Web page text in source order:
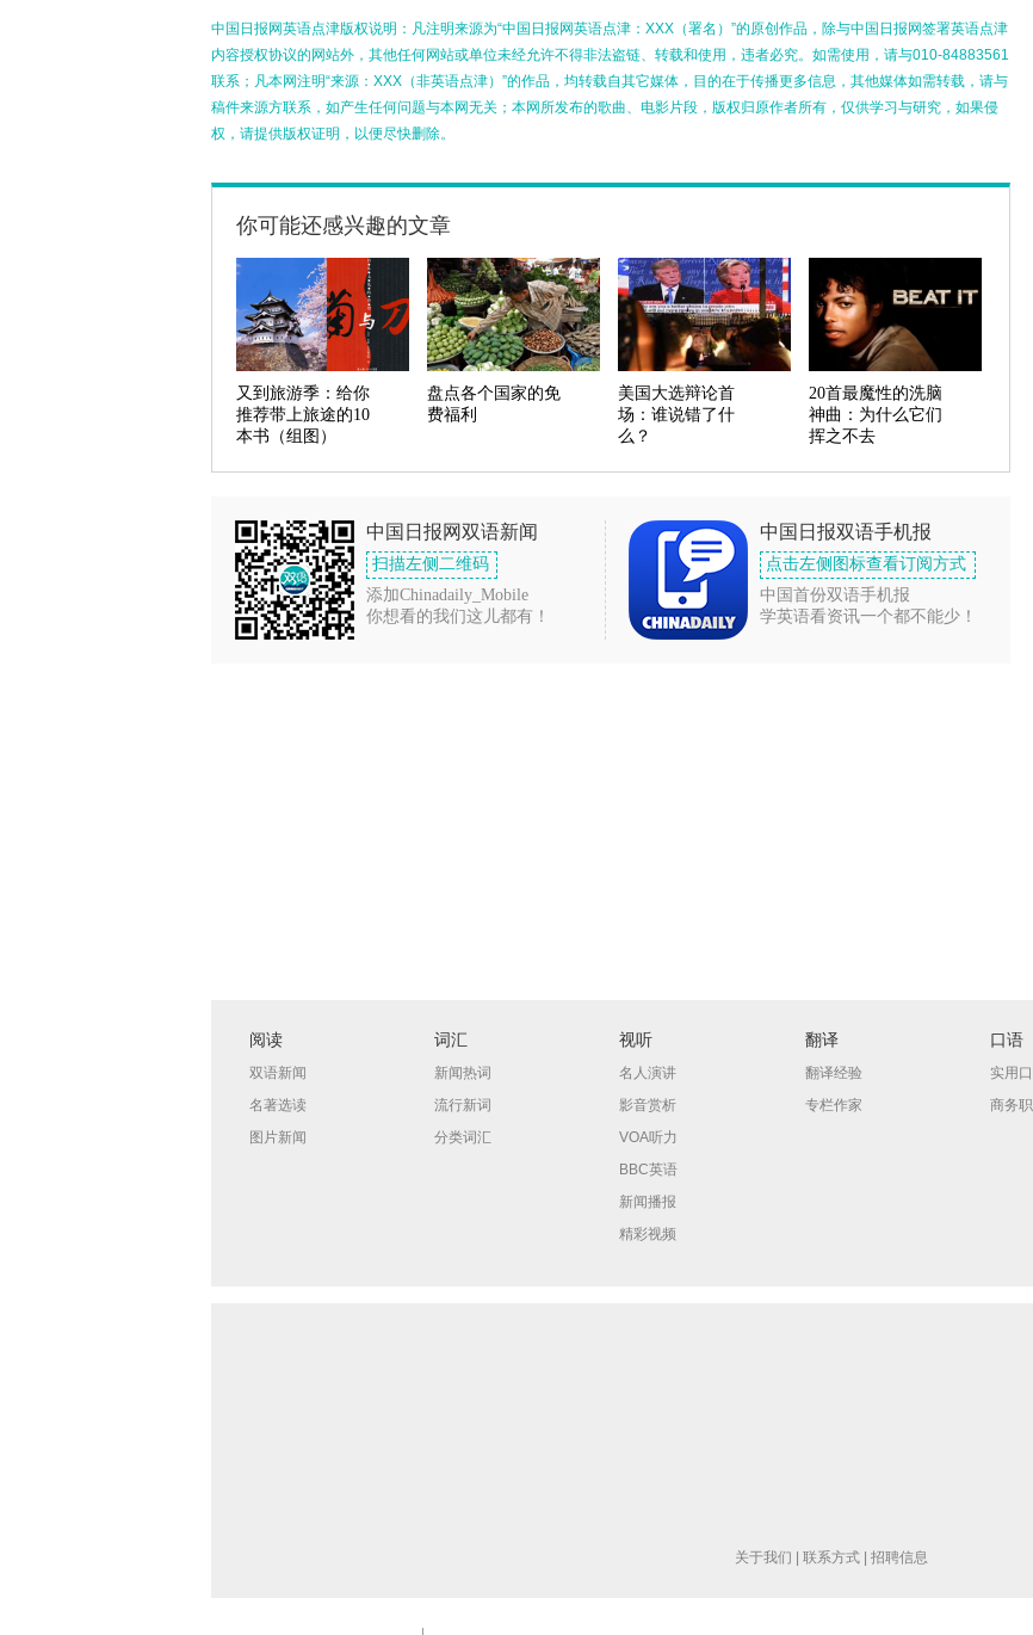
中国日报网英语点津版权说明：凡注明来源为“中国日报网英语点津：XXX（署名）”的原创作品，除与中国日报网签署英语点津
内容授权协议的网站外，其他任何网站或单位未经允许不得非法盗链、转载和使用，违者必究。如需使用，请与010-84883561
联系；凡本网注明“来源：XXX（非英语点津）”的作品，均转载自其它媒体，目的在于传播更多信息，其他媒体如需转载，请与
稿件来源方联系，如产生任何问题与本网无关；本网所发布的歌曲、电影片段，版权归原作者所有，仅供学习与研究，如果侵
权，请提供版权证明，以便尽快删除。
你可能还感兴趣的文章
又到旅游季：给你
推荐带上旅途的10
本书（组图）
盘点各个国家的免
费福利
美国大选辩论首
场：谁说错了什
么？
20首最魔性的洗脑
神曲：为什么它们
挥之不去
中国日报网双语新闻
扫描左侧二维码
添加Chinadaily_Mobile
你想看的我们这儿都有！
中国日报双语手机报
点击左侧图标查看订阅方式
中国首份双语手机报
学英语看资讯一个都不能少！
阅读
双语新闻
名著选读
图片新闻
词汇
新闻热词
流行新词
分类词汇
视听
名人演讲
影音赏析
VOA听力
BBC英语
新闻播报
精彩视频
翻译
翻译经验
专栏作家
口语
实用
商务
关于我们 | 联系方式 | 招聘信息